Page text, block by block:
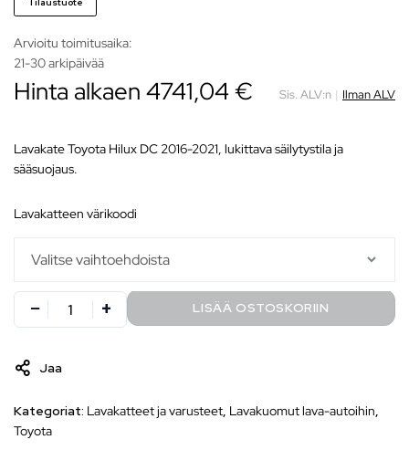
Arvioitu toimitusaika:
21-30 arkipäivää
Hinta alkaen 4741,04 € Sis. ALV:n | Ilman ALV
Lavakate Toyota Hilux DC 2016-2021, lukittava säilytystila ja
sääsuojaus.
lavakatteen värikoodi
LISÄÄ OSTOSKORIIN
Jaa
Kategoriat: Lavakatteet ja varusteet, Lavakuomut lava-autoihin,
Toyota